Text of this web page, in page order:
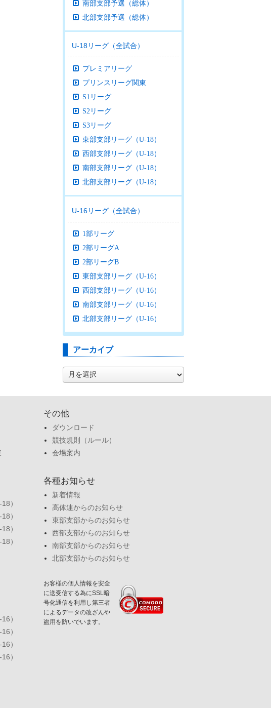
南部支部予選（総体）
北部支部予選（総体）
U-18リーグ（全試合）
プレミアリーグ
プリンスリーグ関東
S1リーグ
S2リーグ
S3リーグ
東部支部リーグ（U-18）
西部支部リーグ（U-18）
南部支部リーグ（U-18）
北部支部リーグ（U-18）
U-16リーグ（全試合）
1部リーグ
2部リーグA
2部リーグB
東部支部リーグ（U-16）
西部支部リーグ（U-16）
南部支部リーグ（U-16）
北部支部リーグ（U-16）
アーカイブ
ー
ブ
）
）
）
）
）
）
）
）
その他
ダウンロード
競技規則（ルール）
会場案内
各種お知らせ
新着情報
高体連からのお知らせ
東部支部からのお知らせ
西部支部からのお知らせ
南部支部からのお知らせ
北部支部からのお知らせ
お客様の個人情報を安全
に送受信する為にSSL暗
号化通信を利用し第三者
によるデータの改ざんや
盗用を防いでいます。